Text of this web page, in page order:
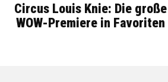
Circus Louis Knie: Die große
WOW-Premiere in Favoriten